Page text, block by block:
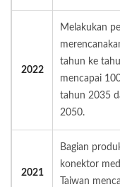
2022
Melakukan
tahun ke
mencapai
tahun 2035
2050.
2021
Bagian
konektor
Taiwan